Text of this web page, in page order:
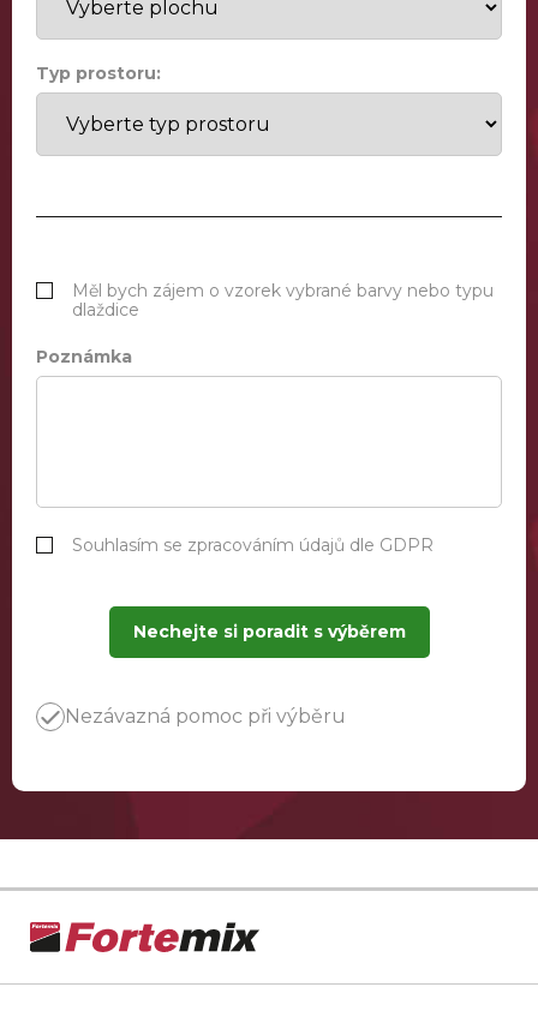
Typ prostoru:
Měl bych zájem o vzorek vybrané barvy nebo typu
dlaždice
Poznámka
Souhlasím se zpracováním údajů dle GDPR
Nechejte si poradit s výběrem
Nezávazná pomoc při výběru